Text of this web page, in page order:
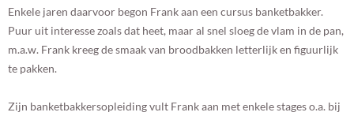
Enkele jaren daarvoor begon Frank aan een cursus banketbakker.
Puur uit interesse zoals dat heet, maar al snel sloeg de vlam in de pan,
m.a.w. Frank kreeg de smaak van broodbakken letterlijk en figuurlijk
te pakken.
Zijn banketbakkersopleiding vult Frank aan met enkele stages o.a. bij